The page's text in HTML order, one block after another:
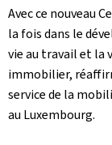
Avec ce nouveau
la fois dans le
vie au travail et la
immobilier,
service de la
au Luxembourg.